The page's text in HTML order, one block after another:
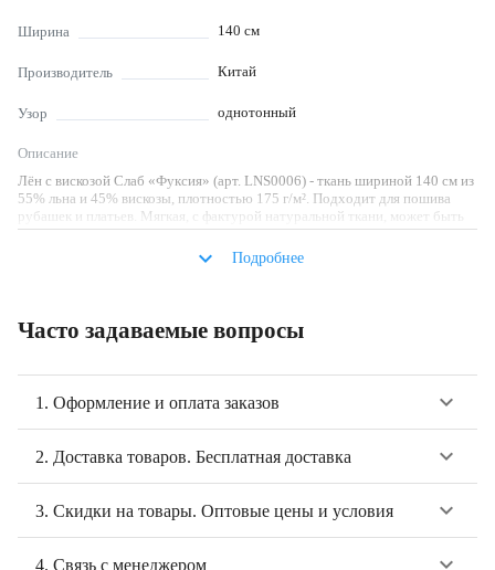
Ширина 140 см
Производитель Китай
Узор однотонный
Описание
Лён с вискозой Слаб «Фуксия» (арт. LNS0006) - ткань шириной 140 см из
55% льна и 45% вискозы, плотностью 175 г/м². Подходит для пошива
рубашек и платьев. Мягкая, с фактурой натуральной ткани, может быть
колючей для чувствительной кожи.
keyboard_arrow_down Подробнее
Часто задаваемые вопросы
1. Оформление и оплата заказов keyboard_arrow_down
2. Доставка товаров. Бесплатная доставка keyboard_arrow_down
3. Скидки на товары. Оптовые цены и условия keyboard_arrow_down
4. Связь с менеджером keyboard_arrow_down